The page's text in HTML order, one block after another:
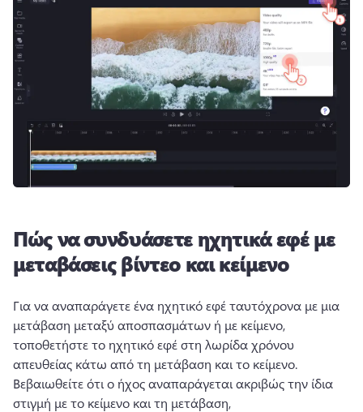
Πώς να συνδυάσετε ηχητικά εφέ με
μεταβάσεις βίντεο και κείμενο
Για να αναπαράγετε ένα ηχητικό εφέ ταυτόχρονα με μια
μετάβαση μεταξύ αποσπασμάτων ή με κείμενο,
τοποθετήστε το ηχητικό εφέ στη λωρίδα χρόνου
Βεβαιωθείτε ότι ο ήχος αναπαράγεται ακριβώς την ίδια
στιγμή με το κείμενο και τη μετάβαση,